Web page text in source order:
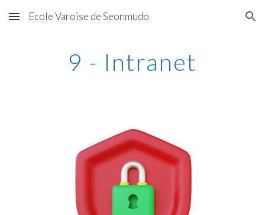
Skip to main content Skip to navigation
Ecole Varoise de Seonmudo
9 - Intranet